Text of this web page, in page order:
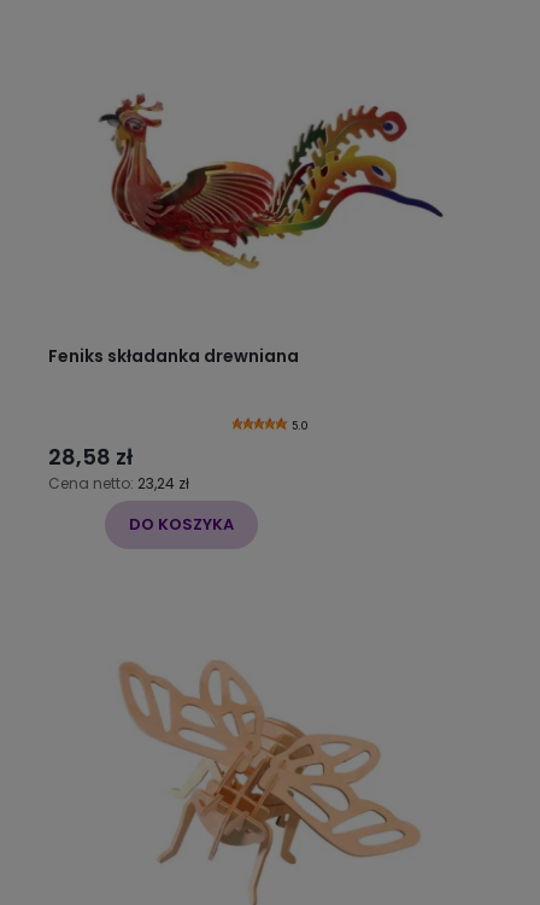
Feniks składanka drewniana
5.0
28,58 zł
Cena netto: 23,24 zł
DO KOSZYKA